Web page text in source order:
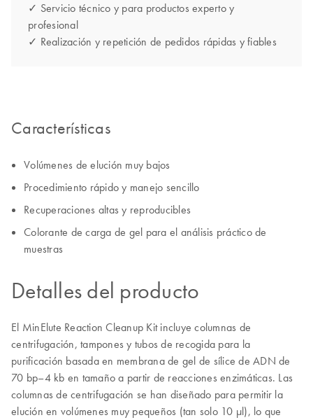
✓ Servicio técnico y para productos experto y
profesional
✓ Realización y repetición de pedidos rápidas y fiables
Características
Volúmenes de elución muy bajos
Procedimiento rápido y manejo sencillo
Recuperaciones altas y reproducibles
Colorante de carga de gel para el análisis práctico de
muestras
Detalles del producto
El MinElute Reaction Cleanup Kit incluye columnas de
centrifugación, tampones y tubos de recogida para la
purificación basada en membrana de gel de sílice de ADN de
70 bp–4 kb en tamaño a partir de reacciones enzimáticas. Las
columnas de centrifugación se han diseñado para permitir la
elución en volúmenes muy pequeños (tan solo 10 µl), lo que